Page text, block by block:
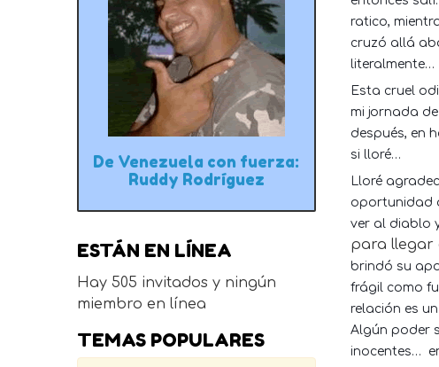
ratico,
cruzó allá
literalmente…
Esta cruel
mi jornada
después, en
si lloré…
Lloré
oportunidad
ver al diablo
para llegar
brindó su
frágil como
relación es
Algún poder
inocentes…
De Venezuela con fuerza:
Ruddy Rodríguez
ESTÁN EN LÍNEA
Hay 505 invitados y ningún
miembro en línea
TEMAS POPULARES